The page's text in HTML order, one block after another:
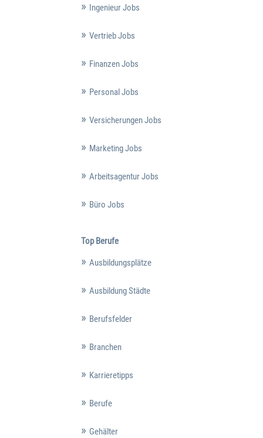
Ingenieur Jobs
Vertrieb Jobs
Finanzen Jobs
Personal Jobs
Versicherungen Jobs
Marketing Jobs
Arbeitsagentur Jobs
Büro Jobs
Top Berufe
Ausbildungsplätze
Ausbildung Städte
Berufsfelder
Branchen
Karrieretipps
Berufe
Gehälter